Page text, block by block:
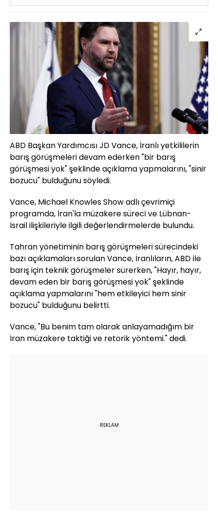
ABD Başkan Yardımcısı JD Vance, İranlı yetkililerin
barış görüşmeleri devam ederken "bir barış
görüşmesi yok" şeklinde açıklama yapmalarını, "sinir
bozucu" bulduğunu söyledi.
Vance, Michael Knowles Show adlı çevrimiçi
programda, İran'la müzakere süreci ve Lübnan-
İsrail ilişkileriyle ilgili değerlendirmelerde bulundu.
Tahran yönetiminin barış görüşmeleri sürecindeki
bazı açıklamaları sorulan Vance, İranlıların, ABD ile
barış için teknik görüşmeler sürerken, "Hayır, hayır,
devam eden bir barış görüşmesi yok" şeklinde
açıklama yapmalarını "hem etkileyici hem sinir
bozucu" bulduğunu belirtti.
Vance, "Bu benim tam olarak anlayamadığım bir
İran müzakere taktiği ve retorik yöntemi." dedi.
REKLAM